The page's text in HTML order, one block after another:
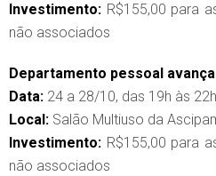
Investimento: R$155,00 para
não associados
Departamento pessoal
Data: 24 a 28/10, das 19h às 22h
Local: Salão Multiuso da
Investimento: R$155,00 para
não associados